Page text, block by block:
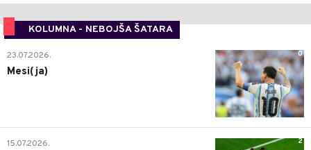
KOLUMNA - NEBOJŠA ŠATARA
0
23.07.2026.
Mesi(ja)
2
15.07.2026.